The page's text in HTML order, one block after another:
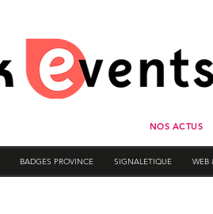
NOS ACTUS
BADGES PROVINCE SIGNALETIQUE WEB